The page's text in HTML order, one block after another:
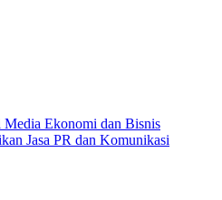
Ekonomi dan Bisnis
Jasa PR dan Komunikasi